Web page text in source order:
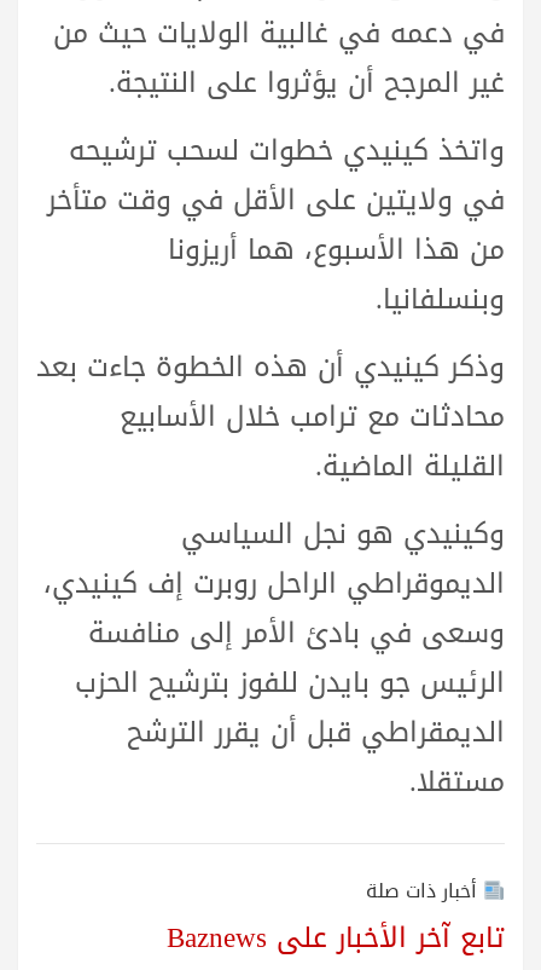
في دعمه في غالبية الولايات حيث من
غير المرجح أن يؤثروا على النتيجة.
واتخذ كينيدي خطوات لسحب ترشيحه
في ولايتين على الأقل في وقت متأخر
من هذا الأسبوع، هما أريزونا
وبنسلفانيا.
وذكر كينيدي أن هذه الخطوة جاءت بعد
محادثات مع ترامب خلال الأسابيع
القليلة الماضية.
وكينيدي هو نجل السياسي
الديموقراطي الراحل روبرت إف كينيدي،
وسعى في بادئ الأمر إلى منافسة
الرئيس جو بايدن للفوز بترشيح الحزب
الديمقراطي قبل أن يقرر الترشح
مستقلا.
أخبار ذات صلة
تابع آخر الأخبار على Baznews